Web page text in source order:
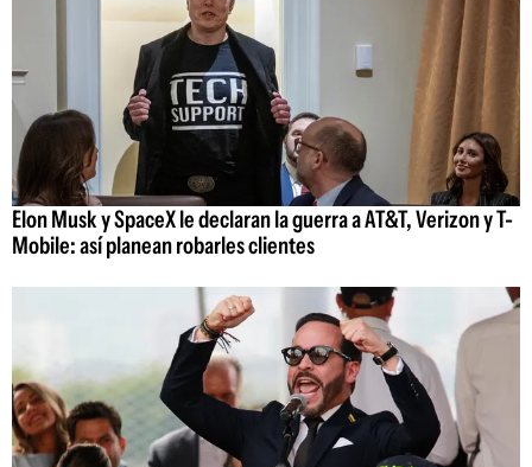
Elon Musk y SpaceX le declaran la guerra a AT&T, Verizon y T-
Mobile: así planean robarles clientes